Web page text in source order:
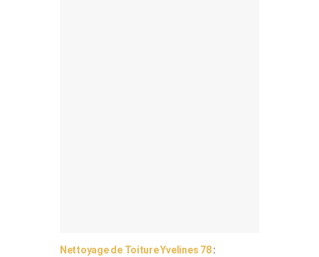
Nettoyage de Toiture Yvelines 78: